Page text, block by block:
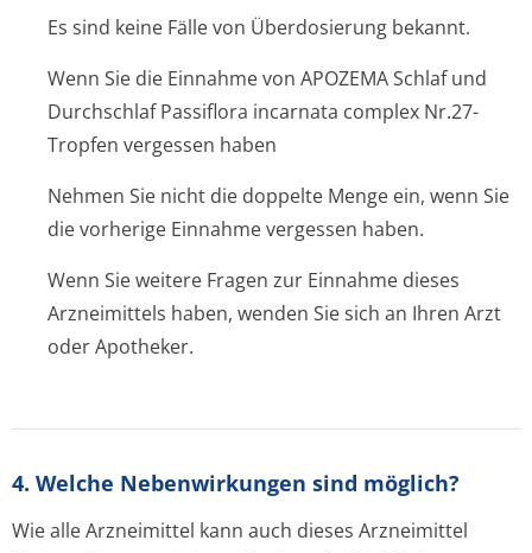
Es sind keine Fälle von Überdosierung bekannt.
Wenn Sie die Einnahme von APOZEMA Schlaf und
Durchschlaf Passiflora incarnata complex Nr.27-
Tropfen vergessen haben
Nehmen Sie nicht die doppelte Menge ein, wenn Sie
die vorherige Einnahme vergessen haben.
Wenn Sie weitere Fragen zur Einnahme dieses
Arzneimittels haben, wenden Sie sich an Ihren Arzt
oder Apotheker.
4. Welche Nebenwirkungen sind möglich?
Wie alle Arzneimittel kann auch dieses Arzneimittel